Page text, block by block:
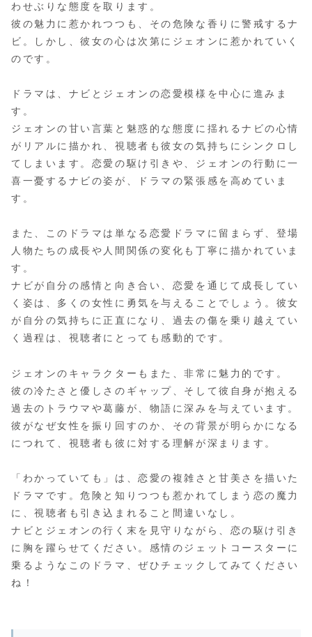
わせぶりな態度を取ります。
彼の魅力に惹かれつつも、その危険な香りに警戒するナ
ビ。しかし、彼女の心は次第にジェオンに惹かれていく
のです。
ドラマは、ナビとジェオンの恋愛模様を中心に進みま
す。
ジェオンの甘い言葉と魅惑的な態度に揺れるナビの心情
がリアルに描かれ、視聴者も彼女の気持ちにシンクロし
てしまいます。恋愛の駆け引きや、ジェオンの行動に一
喜一憂するナビの姿が、ドラマの緊張感を高めていま
す。
また、このドラマは単なる恋愛ドラマに留まらず、登場
人物たちの成長や人間関係の変化も丁寧に描かれていま
す。
ナビが自分の感情と向き合い、恋愛を通じて成長してい
く姿は、多くの女性に勇気を与えることでしょう。彼女
が自分の気持ちに正直になり、過去の傷を乗り越えてい
く過程は、視聴者にとっても感動的です。
ジェオンのキャラクターもまた、非常に魅力的です。
彼の冷たさと優しさのギャップ、そして彼自身が抱える
過去のトラウマや葛藤が、物語に深みを与えています。
彼がなぜ女性を振り回すのか、その背景が明らかになる
につれて、視聴者も彼に対する理解が深まります。
「わかっていても」は、恋愛の複雑さと甘美さを描いた
ドラマです。危険と知りつつも惹かれてしまう恋の魔力
に、視聴者も引き込まれること間違いなし。
ナビとジェオンの行く末を見守りながら、恋の駆け引き
に胸を躍らせてください。感情のジェットコースターに
乗るようなこのドラマ、ぜひチェックしてみてください
ね！